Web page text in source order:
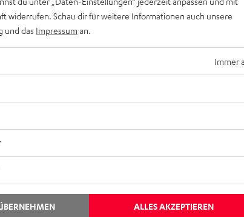
widerrufen. Schau dir für weitere Informationen auch unsere
und das Impressum an.
Immer
ALLES AKZEPTIEREN